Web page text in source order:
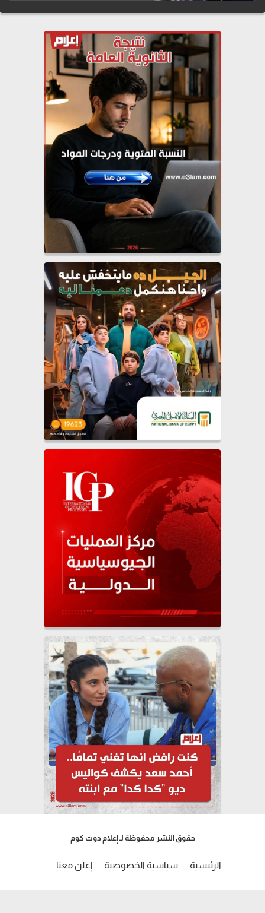
حقوق النشر محفوظة لـ إعلام دوت كوم
الرئيسية سياسية الخصوصية إعلن معنا